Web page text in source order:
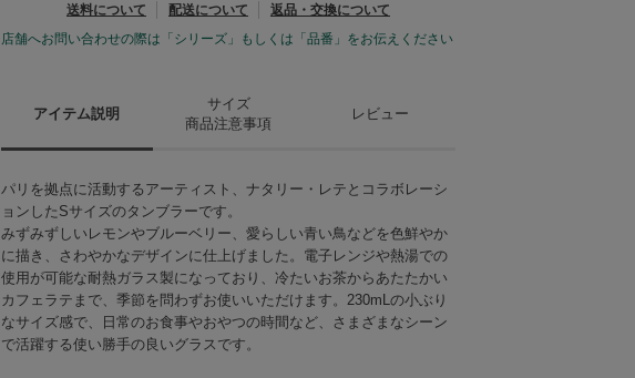
送料について 配送について
返品・交換について
店舗へお問い合わせの際は「シリーズ」もしくは「品番」をお伝えください
アイテム説明
サイズ
商品注意事項
レビュー
パリを拠点に活動するアーティスト、ナタリー・レテとコラボレーシ
ョンしたSサイズのタンブラーです。
みずみずしいレモンやブルーベリー、愛らしい青い鳥などを色鮮やか
に描き、さわやかなデザインに仕上げました。電子レンジや熱湯での
使用が可能な耐熱ガラス製になっており、冷たいお茶からあたたかい
カフェラテまで、季節を問わずお使いいただけます。230mLの小ぶり
なサイズ感で、日常のお食事やおやつの時間など、さまざまなシーン
で活躍する使い勝手の良いグラスです。